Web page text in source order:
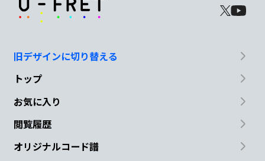
旧デザインに切り替える
トップ
お気に入り
閲覧履歴
オリジナルコード譜